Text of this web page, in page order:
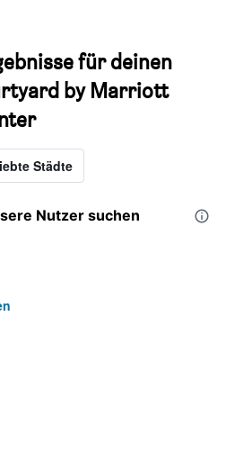
für deinen
by Marriott
Städte
Nutzer suchen